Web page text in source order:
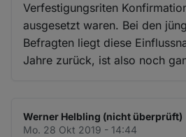
Verfestigungsriten
ausgesetzt waren. Bei den
Befragten liegt diese
Jahre zurück, ist also noch
Werner Helbling (nicht überprüft)
Mo. 28 Okt 2019 - 14:44